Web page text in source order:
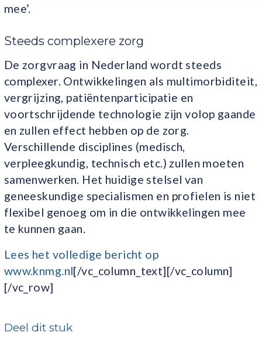
mee’.
Steeds complexere zorg
De zorgvraag in Nederland wordt steeds
complexer. Ontwikkelingen als multimorbiditeit,
vergrijzing, patiëntenparticipatie en
voortschrijdende technologie zijn volop gaande
en zullen effect hebben op de zorg.
Verschillende disciplines (medisch,
verpleegkundig, technisch etc.) zullen moeten
samenwerken. Het huidige stelsel van
geneeskundige specialismen en profielen is niet
flexibel genoeg om in die ontwikkelingen mee
te kunnen gaan.
Lees het volledige bericht op
www.knmg.nl[/vc_column_text][/vc_column]
[/vc_row]
Deel dit stuk